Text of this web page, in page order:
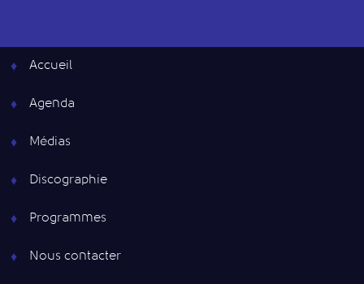
Accueil
Agenda
Médias
Discographie
Programmes
Nous contacter